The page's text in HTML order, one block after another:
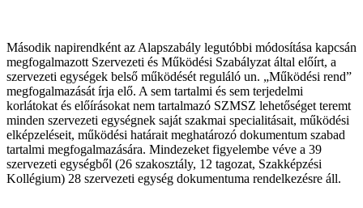
Második napirendként az Alapszabály legutóbbi módosítása kapcsán
megfogalmazott Szervezeti és Működési Szabályzat által előírt, a
szervezeti egységek belső működését reguláló un. „Működési rend”
megfogalmazását írja elő. A sem tartalmi és sem terjedelmi
korlátokat és előírásokat nem tartalmazó SZMSZ lehetőséget teremt
minden szervezeti egységnek saját szakmai specialitásait, működési
elképzeléseit, működési határait meghatározó dokumentum szabad
tartalmi megfogalmazására. Mindezeket figyelembe véve a 39
szervezeti egységből (26 szakosztály, 12 tagozat, Szakképzési
Kollégium) 28 szervezeti egység dokumentuma rendelkezésre áll.